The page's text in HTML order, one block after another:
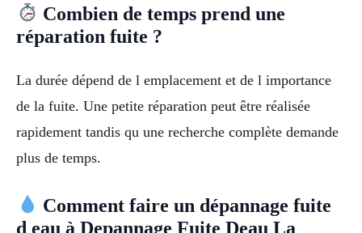
Combien de temps prend une
réparation fuite ?
La durée dépend de l emplacement et de l importance
de la fuite. Une petite réparation peut être réalisée
rapidement tandis qu une recherche complète demande
plus de temps.
Comment faire un dépannage fuite
d eau à Depannage Fuite Deau La